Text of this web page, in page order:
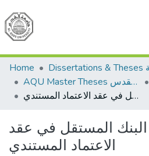
Communities &
All of
Home
AQU Master Theses الرسائل الجامعية الخاصة بجامعة القدس
الغش والتزام البنك المستقل في عقد الاعتماد المستندي
البنك المستقل في عقد
الاعتماد المستندي